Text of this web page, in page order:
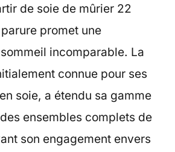
de soie de mûrier 22
promet une
incomparable. La
connue pour ses
soie, a étendu sa gamme
ensembles complets de
son engagement envers